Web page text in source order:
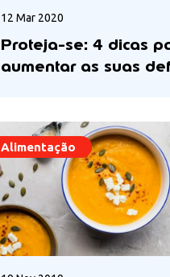
12 Mar 2020
Proteja-se: 4 dicas
aumentar as suas
Alimentação